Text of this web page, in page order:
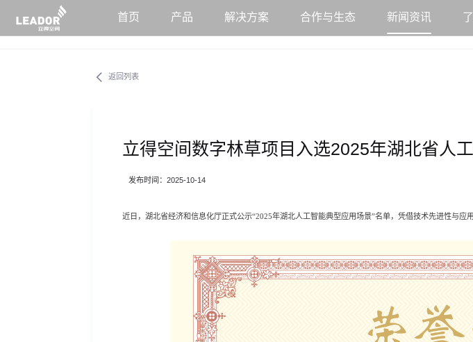
首页 产品 解决方案 合作与生态 新闻资讯
返回列表
立得空间数字林草项目入选2025年湖北省人
发布时间：2025-10-14
近日，湖北省经济和信息化厅正式公示“2025年湖北人工智能典型应用场景”名单，凭借技术先进性与应